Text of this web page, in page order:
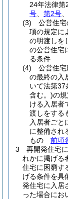
24年法律第
号
第2号
(3)
公営住
項の規定に
の明渡しを
の公営住宅
る条件
(4)
公営住
の最終の入
いて法第37
含む。)の
ける入居者
渡しをする
入居者ごと
に整備され
もの 前項
3
再開発住宅
れかに掲げる
住宅に困窮す
げる条件を具
発住宅に入居
った場合にお